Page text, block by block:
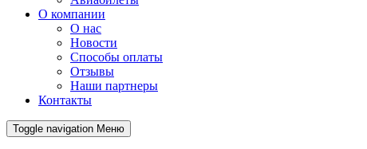
О компании
О нас
Новости
Способы оплаты
Отзывы
Наши партнеры
Контакты
Toggle navigation Меню